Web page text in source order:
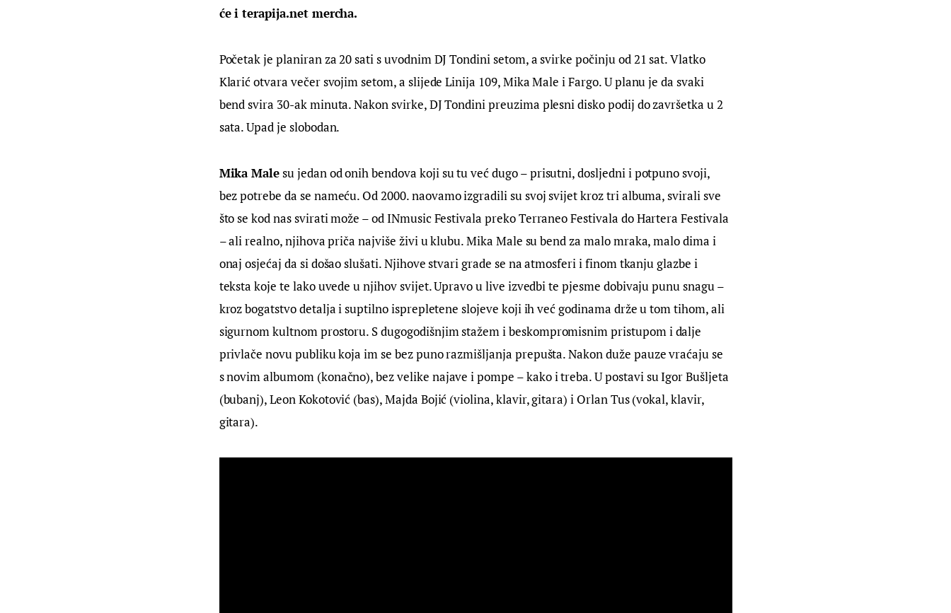
će i terapija.net mercha.
Početak je planiran za 20 sati s uvodnim DJ Tondini setom, a svirke počinju od 21 sat. Vlatko
Klarić otvara večer svojim setom, a slijede Linija 109, Mika Male i Fargo. U planu je da svaki
bend svira 30-ak minuta. Nakon svirke, DJ Tondini preuzima plesni disko podij do završetka u 2
sata. Upad je slobodan.
Mika Male su jedan od onih bendova koji su tu već dugo – prisutni, dosljedni i potpuno svoji,
bez potrebe da se nameću. Od 2000. naovamo izgradili su svoj svijet kroz tri albuma, svirali sve
što se kod nas svirati može – od INmusic Festivala preko Terraneo Festivala do Hartera Festivala
– ali realno, njihova priča najviše živi u klubu. Mika Male su bend za malo mraka, malo dima i
onaj osjećaj da si došao slušati. Njihove stvari grade se na atmosferi i finom tkanju glazbe i
teksta koje te lako uvede u njihov svijet. Upravo u live izvedbi te pjesme dobivaju punu snagu –
kroz bogatstvo detalja i suptilno isprepletene slojeve koji ih već godinama drže u tom tihom, ali
sigurnom kultnom prostoru. S dugogodišnjim stažem i beskompromisnim pristupom i dalje
privlače novu publiku koja im se bez puno razmišljanja prepušta. Nakon duže pauze vraćaju se
s novim albumom (konačno), bez velike najave i pompe – kako i treba. U postavi su Igor Bušljeta
(bubanj), Leon Kokotović (bas), Majda Bojić (violina, klavir, gitara) i Orlan Tus (vokal, klavir,
gitara).